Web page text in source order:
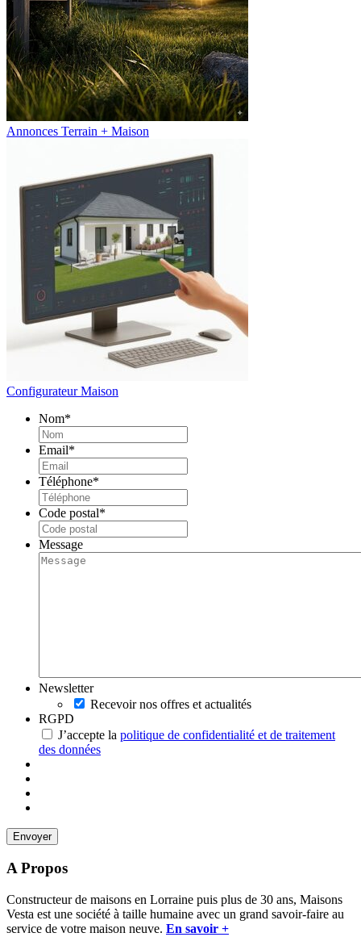
Annonces Terrain + Maison
Configurateur Maison
Nom*
Email*
Téléphone*
Code postal*
Message
Newsletter
Recevoir nos offres et actualités
RGPD
J’accepte la politique de confidentialité et de traitement
des données
A Propos
Constructeur de maisons en Lorraine puis plus de 30 ans, Maisons
Vesta est une société à taille humaine avec un grand savoir-faire au
service de votre maison neuve. En savoir +